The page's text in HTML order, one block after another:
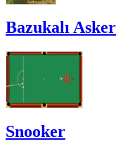
Bazukalı Asker
Snooker